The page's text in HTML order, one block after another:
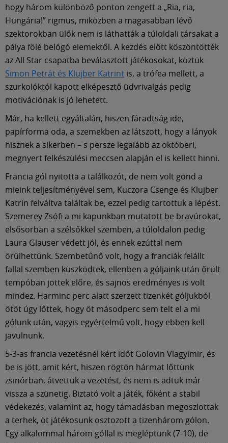
hogy három különböző ponton zengett a „Ria, ria,
Hungária!” rigmus, miközben a magasabban lévő
szektorokban ülők nem is láthatták a túloldali társakat a
pálya fölé belógó elemektől. A kezdés előtt köszöntötték
az All Star csapatba beválasztott játékosokat, köztük
Simon Petrát és Klujber Katrint is, a trófea mellett, a
szurkolóktól kapott elképesztő üdvrivalgás pedig
motivációnak is jó lehetett.
Már, ha kellett egyáltalán, hiszen fáradtság ide,
papírforma oda, a szemekben az látszott, hogy a lányok
hisznek a sikerben – s persze legalább az októberi,
megnyert felkészülési meccsen alapján el is kellett hinni.
Francia gól nyitotta a találkozót, de nem volt gond a
mieink teljesítményével sem, Kuczora Csenge és Klujber
Katrin felváltva találtak be, ezzel pedig tartottuk a lépést.
Szemerey Zsófi a mi kapunkban mutatott be bravúrokat,
elsősorban a szélsőkkel szemben, a túloldalon pedig
Laura Glauser védett jól, és ennek ezúttal nem
örülhettünk. Szembetűnő volt, hogy a franciák felállt
fallal szemben küszködtek, ellenben a góljaink után őrült
tempóban jöttek előre, és sajnos eredményes is volt
mindez. Harminc perc alatt szerzett tizenkét góljukból
ötöt úgy lőttek, hogy öt másodperc sem telt el a mi
gólunk után, vagyis egyértelmű volt, hogy ebben kell
javulnunk.
5-3-as francia vezetésnél kért időt Golovin Vlagyimir, és
be is jött, amit kért, hiszen rögtön hármat lőttünk
zsinórban, átvettük a vezetést, és nem is adtuk már
vissza a szünetig. Biztató volt a játék, főként a stabil
védekezés, valamint az, hogy támadásban megoszlottak
a terhek, öt játékosunk osztozott a tizenhárom gólon.
Egy alkalommal három góllal is megléptünk (7-10), de